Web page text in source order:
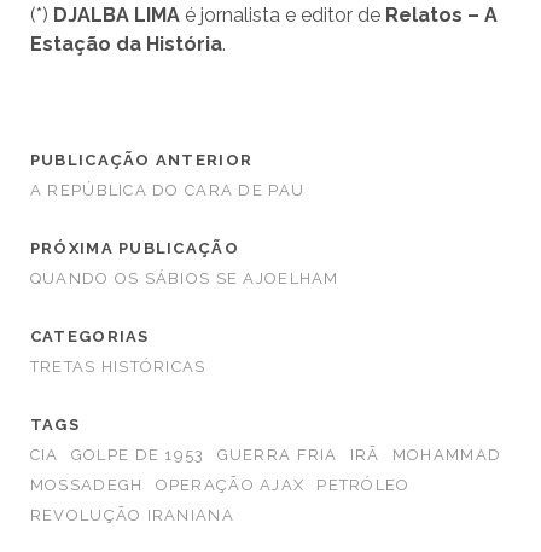
(*) DJALBA LIMAé jornalista e editor de Relatos – A
Estação da História.
PUBLICAÇÃO ANTERIOR
A REPÚBLICA DO CARA DE PAU
PRÓXIMA PUBLICAÇÃO
QUANDO OS SÁBIOS SE AJOELHAM
CATEGORIAS
TRETAS HISTÓRICAS
TAGS
CIA
GOLPE DE 1953 GUERRA FRIA IRÃ
MOHAMMAD
MOSSADEGH
OPERAÇÃO AJAX
PETRÓLEO
REVOLUÇÃO IRANIANA